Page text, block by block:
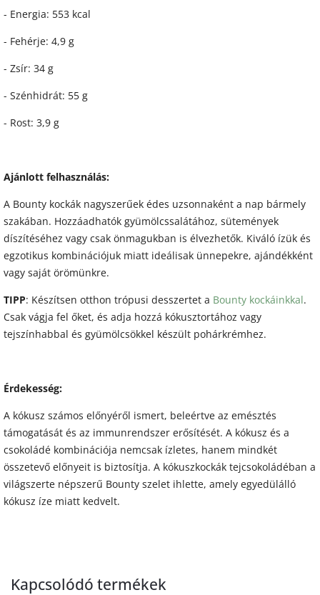
- Energia: 553 kcal
- Fehérje: 4,9 g
- Zsír: 34 g
- Szénhidrát: 55 g
- Rost: 3,9 g
Ajánlott felhasználás:
A Bounty kockák nagyszerűek édes uzsonnaként a nap bármely
szakában. Hozzáadhatók gyümölcssalátához, sütemények
díszítéséhez vagy csak önmagukban is élvezhetők. Kiváló ízük és
egzotikus kombinációjuk miatt ideálisak ünnepekre, ajándékként
vagy saját örömünkre.
TIPP: Készítsen otthon trópusi desszertet a Bounty kockáinkkal.
Csak vágja fel őket, és adja hozzá kókusztortához vagy
tejszínhabbal és gyümölcsökkel készült pohárkrémhez.
Érdekesség:
A kókusz számos előnyéről ismert, beleértve az emésztés
támogatását és az immunrendszer erősítését. A kókusz és a
csokoládé kombinációja nemcsak ízletes, hanem mindkét
összetevő előnyeit is biztosítja. A kókuszkockák tejcsokoládéban a
világszerte népszerű Bounty szelet ihlette, amely egyedülálló
kókusz íze miatt kedvelt.
Kapcsolódó termékek